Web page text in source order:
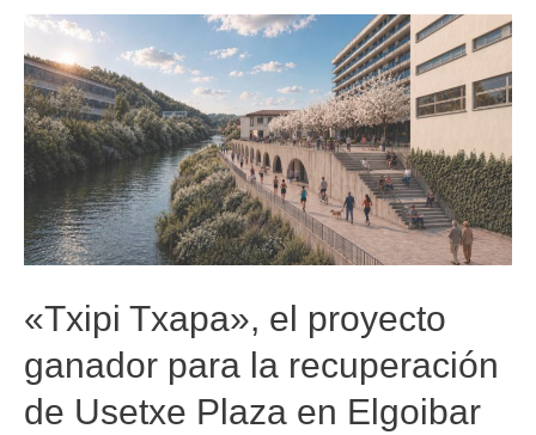
«Txipi Txapa», el proyecto
ganador para la recuperación
de Usetxe Plaza en Elgoibar